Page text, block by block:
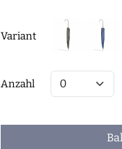
Variant
Anzahl